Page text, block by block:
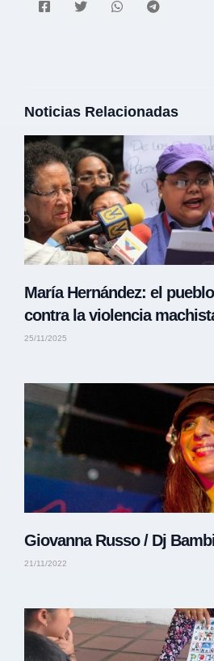
Noticias Relacionadas
María Hernández: el
contra la violencia
25/11/2025
Giovanna Russo / Dj
21/11/2022